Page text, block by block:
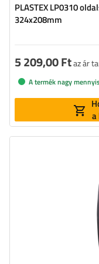
PLASTEX LP0310
324x208mm
5 209,00 Ftaz ár
A termék nagy
a